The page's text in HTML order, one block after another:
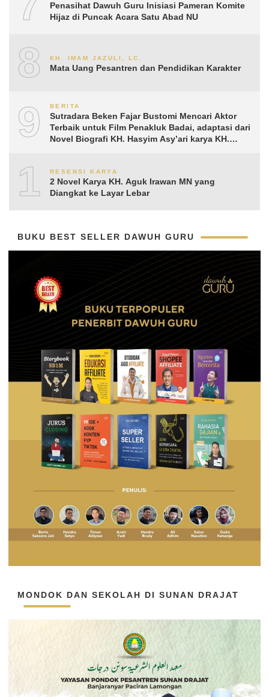
Penasihat Dawuh Guru Inisiasi Pameran Komite
Hijaz di Puncak Acara Satu Abad NU
8 KH. IMAM JAZULI, LC.
Mata Uang Pesantren dan Pendidikan Karakter
9 BERITA
Sutradara Beken Fajar Bustomi Mencari Aktor
Terbaik untuk Film Penakluk Badai, adaptasi dari
Novel Biografi KH. Hasyim Asy’ari karya KH.
10RESENSI KARYA
2 Novel Karya KH. Aguk Irawan MN yang
Diangkat ke Layar Lebar
BUKU BEST SELLER DAWUH GURU
MONDOK DAN SEKOLAH DI SUNAN DRAJAT